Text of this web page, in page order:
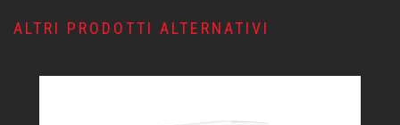
ALTRI PRODOTTI ALTERNATIVI